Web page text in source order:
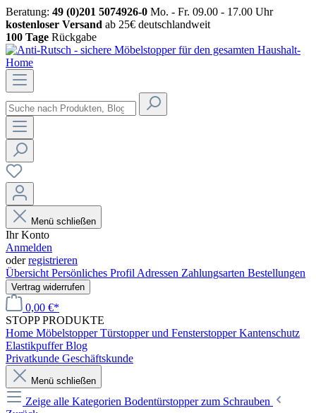
Beratung: 49 (0)201 5074926-0 Mo. - Fr. 09.00 - 17.00 Uhr
kostenloser Versand ab 25€ deutschlandweit
100 Tage Rückgabe
Menü schließen
Ihr Konto
Anmelden
oderregistrieren
Übersicht Persönliches Profil Adressen Zahlungsarten Bestellungen
Vertrag widerrufen
0,00 €*
STOPP PRODUKTE
Home Möbelstopper Türstopper und Fensterstopper Kantenschutz
Elastikpuffer Blog
Privatkunde Geschäftskunde
Menü schließen
Zeige alle Kategorien Bodentürstopper zum Schrauben